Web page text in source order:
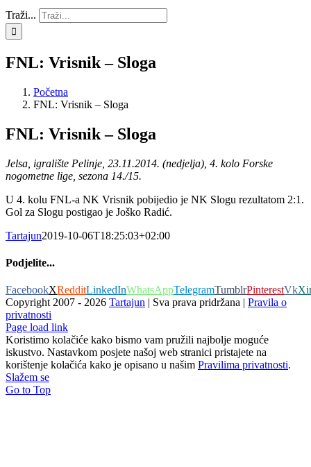
Traži...
FNL: Vrisnik – Sloga
Početna
FNL: Vrisnik – Sloga
FNL: Vrisnik – Sloga
Jelsa, igralište Pelinje, 23.11.2014. (nedjelja), 4. kolo Forske
nogometne lige, sezona 14./15.
U 4. kolu FNL-a NK Vrisnik pobijedio je NK Slogu rezultatom 2:1.
Gol za Slogu postigao je Joško Radić.
Tartajun2019-10-06T18:25:03+02:00
Podjelite...
FacebookXRedditLinkedInWhatsAppTelegramTumblrPinterestVk
Copyright 2007 - 2026 Tartajun | Sva prava pridržana | Pravila o
privatnosti
Page load link
Koristimo kolačiće kako bismo vam pružili najbolje moguće
iskustvo. Nastavkom posjete našoj web stranici pristajete na
korištenje kolačića kako je opisano u našim Pravilima privatnosti.
Slažem se
Go to Top